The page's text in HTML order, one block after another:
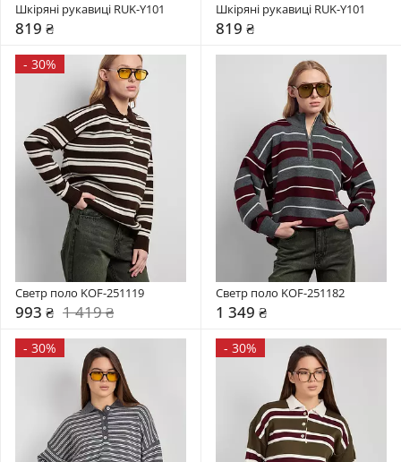
Шкіряні рукавиці RUK-Y101
819 ₴
Шкіряні рукавиці RUK-Y101
819 ₴
- 30%
Светр поло KOF-251119
993 ₴ 1 419 ₴
Светр поло KOF-251182
1 349 ₴
- 30% - 30%